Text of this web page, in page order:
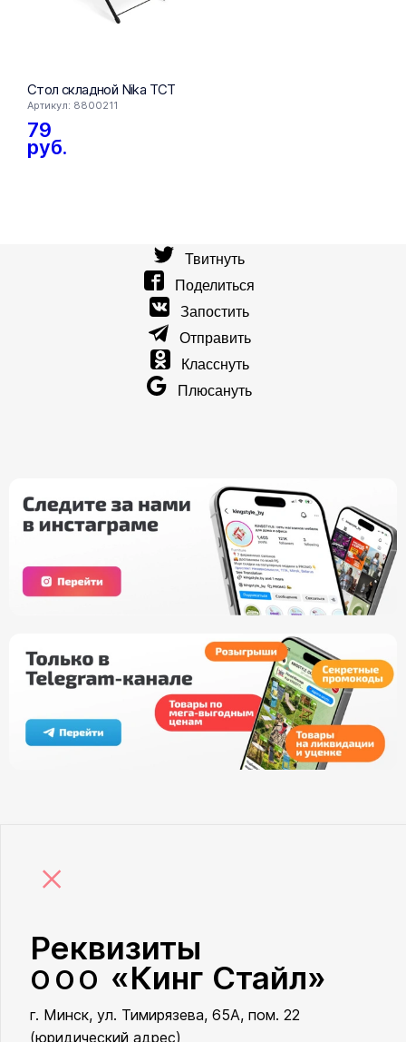
Стол складной Nika ТСТ
Артикул: 8800211
79
руб.
Твитнуть
Поделиться
Запостить
Отправить
Класснуть
Плюсануть
×
Реквизиты
ООО «Кинг Стайл»
ООО «Кинг Стайл»
г. Минск, ул. Тимирязева, 65А, пом. 22
(юридический адрес)